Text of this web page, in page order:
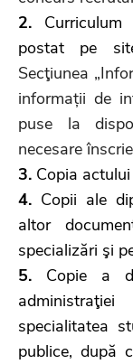
2.
postat pe
Secţiunea
informații de
puse la
necesare
3. Copia
4. Copii ale
altor
specializări şi
5. Copie a
specialitatea
publice, după